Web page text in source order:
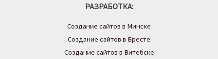
РАЗРАБОТКА:
Создание сайтов в Минске
Создание сайтов в Бресте
Создание сайтов в Витебске